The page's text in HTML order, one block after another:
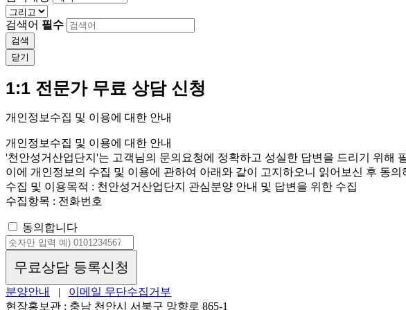
검색어 필수
검색
닫기
1:1 전문가 무료 상담 신청
개인정보수집 및 이용에 대한 안내
개인정보수집 및 이용에 대한 안내
'천안성거산업단지'는 고객님의 문의요청에 정확하고 성실한 답변을 드리기 위해
이에 개인정보의 수집 및 이용에 관하여 아래와 같이 고지하오니 읽어보신 후 동의
수집 및 이용목적 : 천안성거산업단지 관심분양 안내 및 답변을 위한 수집
수집항목 : 전화번호
동의합니다
무료상담 등록신청
분양안내 | 이메일 무단수집거부
현장홍보관 : 충남 천안시 서북구 망향로 865-1